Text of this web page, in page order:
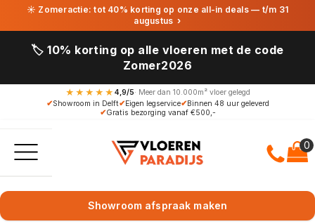
☀ Zomeractie: tot 40% korting op onze all-in deals — t/m 31
augustus ›
🏷️ 10% korting op alle vloeren met de code
Zomer2026
★★★★★ 4,9/5· Meer dan 10.000m² vloer gelegd
✔Showroom in Delft✔Eigen legservice✔Binnen 48 uur geleverd
✔Gratis bezorging vanaf €500,-
Showroom afspraak maken